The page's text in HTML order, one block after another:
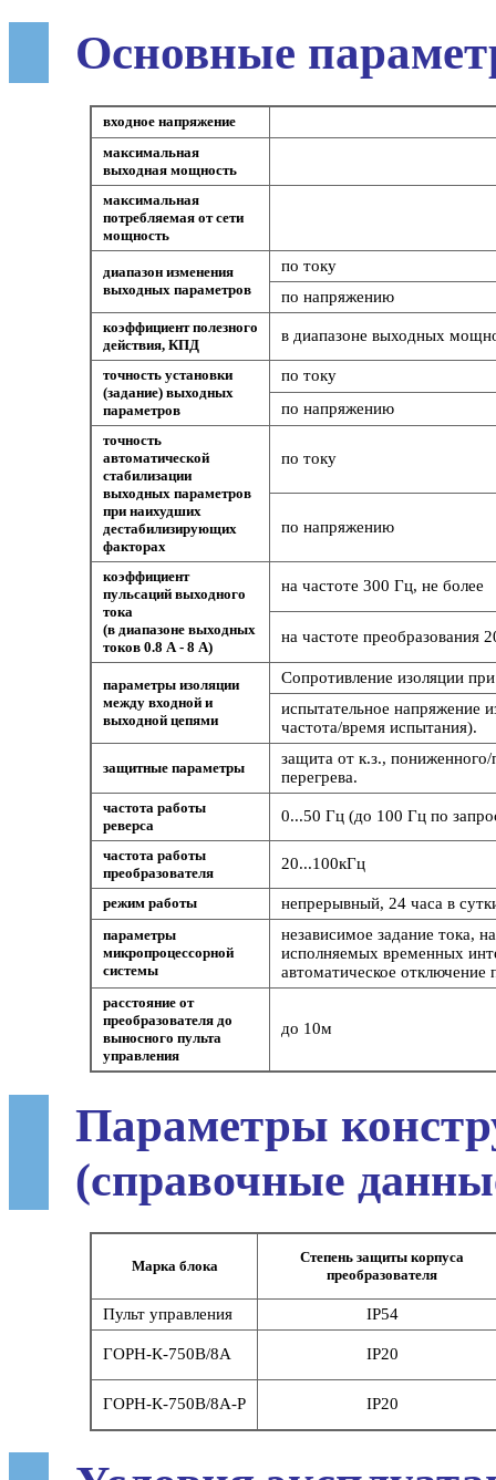
Основные
входное напряжение
максимальная
выходная мощность
максимальная
потребляемая от сети
мощность
диапазон изменения
выходных параметров
по току
по напряжению
коэффициент полезного
действия, КПД
в диапазоне выходных
точность установки
(задание) выходных
параметров
по току
по напряжению
точность
автоматической
стабилизации
выходных параметров
при наихудших
дестабилизирующих
факторах
по току
по напряжению
коэффициент
пульсаций выходного
тока
(в диапазоне выходных
токов 0.8 А - 8 А)
на частоте 300 Гц, не более
на частоте преобразования
параметры изоляции
между входной и
выходной цепями
Сопротивление изоляции
испытательное напряжение
частота/время испытания).
защитные параметры
защита от к.з.,
перегрева.
частота работы
реверса
0...50 Гц (до 100 Гц по
частота работы
преобразователя
20...100кГц
режим работы непрерывный, 24 часа в
параметры
микропроцессорной
системы
независимое задание тока,
исполняемых временных
автоматическое
расстояние от
преобразователя до
выносного пульта
управления
до 10м
Параметры
(справочные
Марка блока
Степень защиты корпуса
преобразователя
Пульт управления IP54
ГОРН-К-750В/8А IP20
ГОРН-К-750В/8А-Р IP20